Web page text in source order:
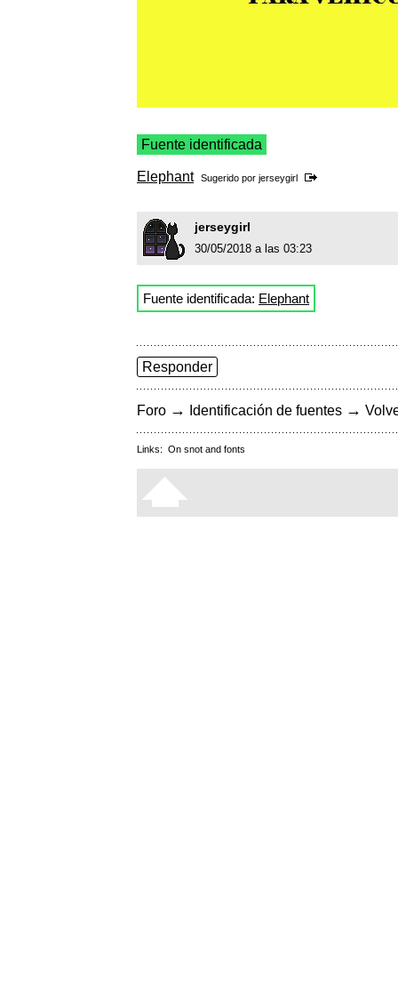
Fuente identificada
Elephant Sugerido por jerseygirl
jerseygirl
30/05/2018 a las 03:23
Fuente identificada: Elephant
Responder
Foro → Identificación de fuentes →
Links: On snot and fonts